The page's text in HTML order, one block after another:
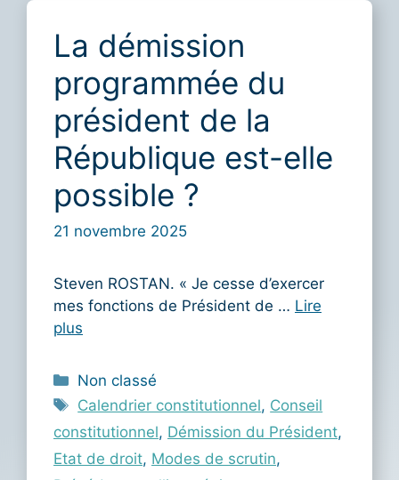
La démission
programmée du
président de la
République est-elle
possible ?
21 novembre 2025
Steven ROSTAN. « Je cesse d’exercer
mes fonctions de Président de … Lire
plus
Catégories
Non classé
Étiquettes
Calendrier constitutionnel, Conseil
constitutionnel, Démission du Président,
Etat de droit, Modes de scrutin,